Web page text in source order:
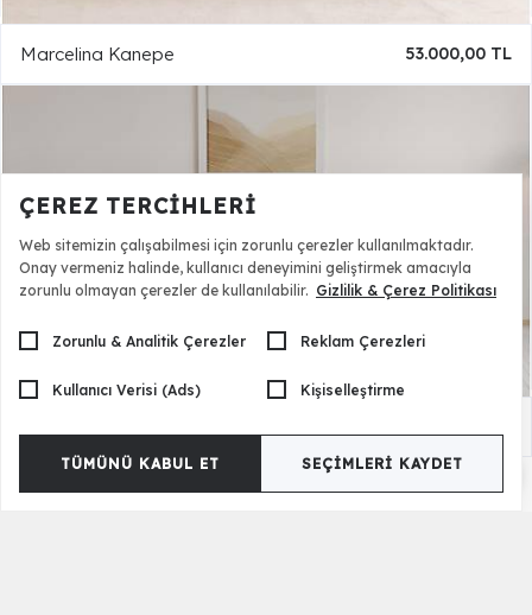
Marcelina Kanepe 53.000,00 TL
ÇEREZ TERCIHLERI
Web sitemizin çalışabilmesi için zorunlu çerezler kullanılmaktadır.
Onay vermeniz halinde, kullanıcı deneyimini geliştirmek amacıyla
zorunlu olmayan çerezler de kullanılabilir. Gizlilik & Çerez Politikası
Zorunlu & Analitik Çerezler Reklam Çerezleri
Kullanıcı Verisi (Ads) Kişiselleştirme
TÜMÜNÜ KABUL ET SEÇIMLERI KAYDET